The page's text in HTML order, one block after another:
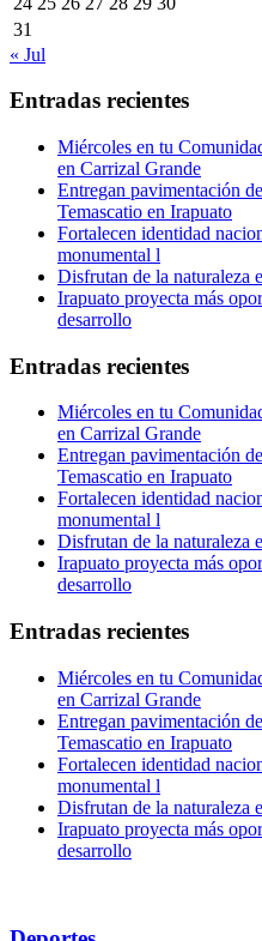
31
« Jul
Entradas recientes
Miércoles en tu
en Carrizal Grande
Entregan pavimentación
Temascatio en Irapuato
Fortalecen identidad
monumental l
Disfrutan de la naturaleza
Irapuato proyecta más
desarrollo
Entradas recientes
Miércoles en tu
en Carrizal Grande
Entregan pavimentación
Temascatio en Irapuato
Fortalecen identidad
monumental l
Disfrutan de la naturaleza
Irapuato proyecta más
desarrollo
Entradas recientes
Miércoles en tu
en Carrizal Grande
Entregan pavimentación
Temascatio en Irapuato
Fortalecen identidad
monumental l
Disfrutan de la naturaleza
Irapuato proyecta más
desarrollo